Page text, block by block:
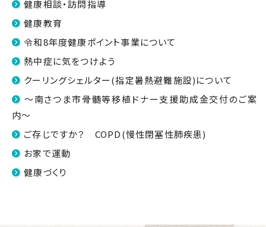
健康相談・訪問指導
健康教育
令和8年度健康ポイント事業について
熱中症に気をつけよう
クーリングシェルター(指定暑熱避難施設)について
～南さつま市骨髄等移植ドナー支援助成金交付のご案
内～
ご存じですか？ COPD(慢性閉塞性肺疾患)
お家で運動
健康づくり